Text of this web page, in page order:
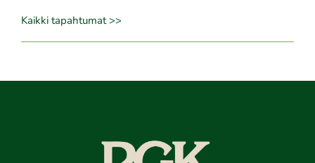
Kaikki tapahtumat >>